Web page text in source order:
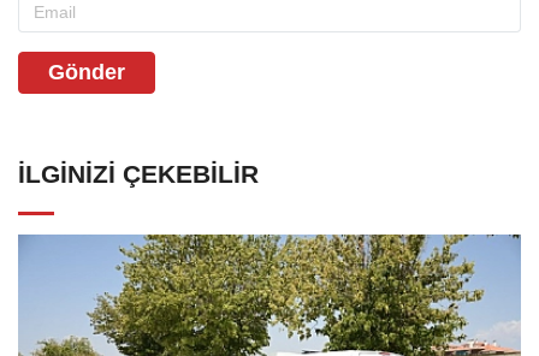
Gönder
İLGINIZI ÇEKEBILIR